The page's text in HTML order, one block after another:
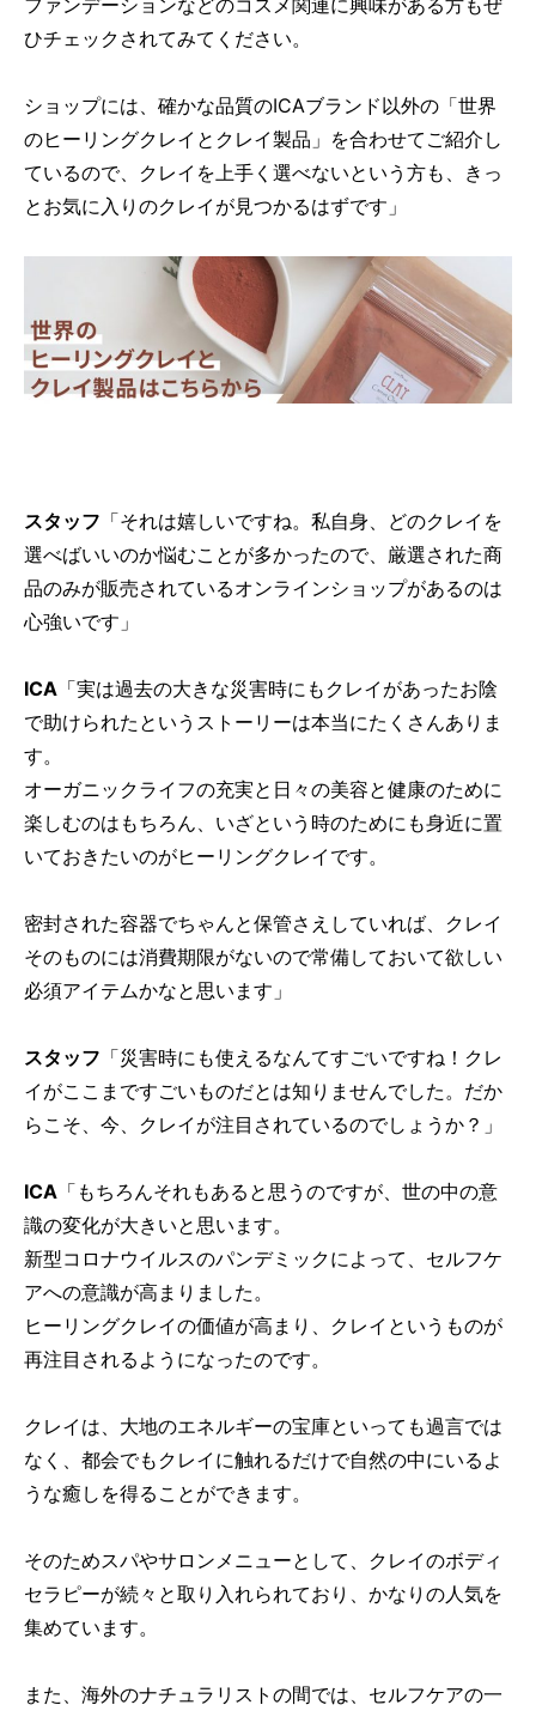
ファンデーションなどのコスメ関連に興味がある方もぜ
ひチェックされてみてください。
ショップには、確かな品質のICAブランド以外の「世界
のヒーリングクレイとクレイ製品」を合わせてご紹介し
ているので、クレイを上手く選べないという方も、きっ
とお気に入りのクレイが見つかるはずです」
スタッフ 「それは嬉しいですね。私自身、どのクレイを
選べばいいのか悩むことが多かったので、厳選された商
品のみが販売されているオンラインショップがあるのは
心強いです」
ICA 「実は過去の大きな災害時にもクレイがあったお陰
で助けられたというストーリーは本当にたくさんありま
す。
オーガニックライフの充実と日々の美容と健康のために
楽しむのはもちろん、いざという時のためにも身近に置
いておきたいのがヒーリングクレイです。
密封された容器でちゃんと保管さえしていれば、クレイ
そのものには消費期限がないので常備しておいて欲しい
必須アイテムかなと思います」
スタッフ 「災害時にも使えるなんてすごいですね！クレ
イがここまですごいものだとは知りませんでした。だか
らこそ、今、クレイが注目されているのでしょうか？」
ICA 「もちろんそれもあると思うのですが、世の中の意
識の変化が大きいと思います。
新型コロナウイルスのパンデミックによって、セルフケ
アへの意識が高まりました。
ヒーリングクレイの価値が高まり、クレイというものが
再注目されるようになったのです。
クレイは、大地のエネルギーの宝庫といっても過言では
なく、都会でもクレイに触れるだけで自然の中にいるよ
うな癒しを得ることができます。
そのためスパやサロンメニューとして、クレイのボディ
セラピーが続々と取り入れられており、かなりの人気を
集めています。
また、海外のナチュラリストの間では、セルフケアの一